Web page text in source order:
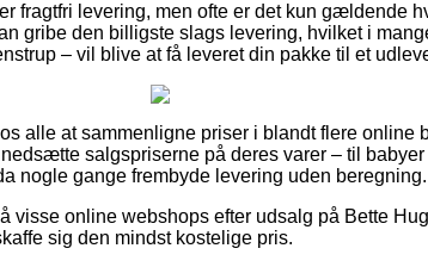
fragtfri levering, men ofte er det kun gældende
gribe den billigste slags levering, hvilket i
– vil blive at få leveret din pakke til et
alle at sammenligne priser i blandt flere online
salgspriserne på deres varer – til babyer
nogle gange frembyde levering uden beregning.
visse online webshops efter udsalg på Bette
sig den mindst kostelige pris.